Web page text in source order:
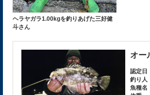
ヘラヤガラ1.00kgを釣りあげた三好健
斗さん
オー
認定日
釣り人
魚種名